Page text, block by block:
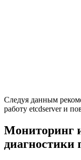
Следуя данным
работу etcdserver и
Мониторинг
диагностики